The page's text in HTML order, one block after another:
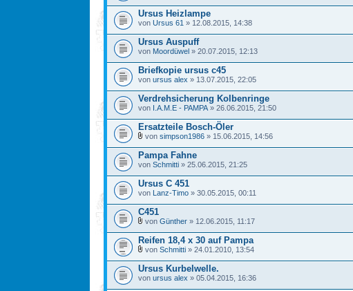
Ursus Heizlampe
von Ursus 61 » 12.08.2015, 14:38
Ursus Auspuff
von Moordüwel » 20.07.2015, 12:13
Briefkopie ursus c45
von ursus alex » 13.07.2015, 22:05
Verdrehsicherung Kolbenringe
von I.A.M.E - PAMPA » 26.06.2015, 21:50
Ersatzteile Bosch-Öler
von simpson1986 » 15.06.2015, 14:56
Pampa Fahne
von Schmitti » 25.06.2015, 21:25
Ursus C 451
von Lanz-Timo » 30.05.2015, 00:11
C451
von Günther » 12.06.2015, 11:17
Reifen 18,4 x 30 auf Pampa
von Schmitti » 24.01.2010, 13:54
Ursus Kurbelwelle.
von ursus alex » 05.04.2015, 16:36